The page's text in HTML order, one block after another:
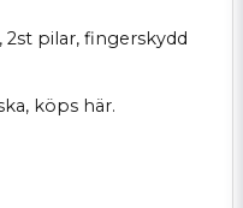
pilar, fingerskydd
köps här.